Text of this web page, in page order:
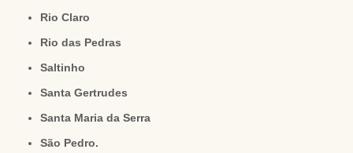
Rio Claro
Rio das Pedras
Saltinho
Santa Gertrudes
Santa Maria da Serra
São Pedro.